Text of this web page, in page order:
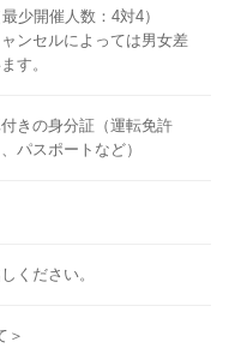
少開催人数：4対4）
ンセルによっては男女差
す。
きの身分証（運転免許
パスポートなど）
ください。
＞